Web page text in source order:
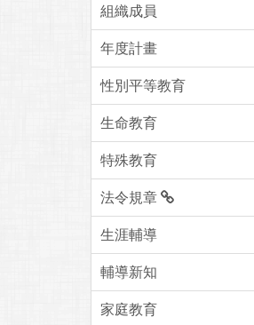
組織成員
年度計畫
性別平等教育
生命教育
特殊教育
法令規章
生涯輔導
輔導新知
家庭教育